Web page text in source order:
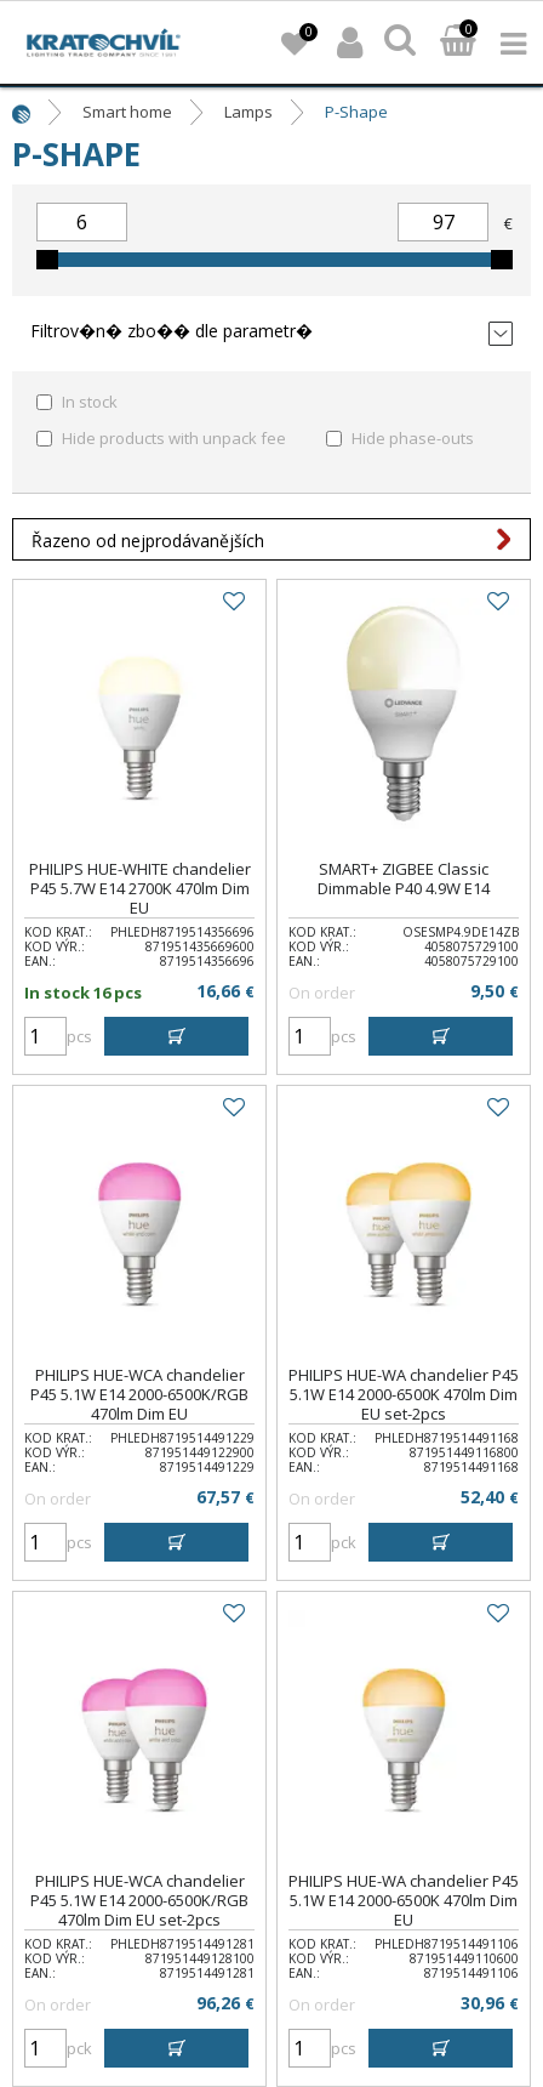
0
0
Smart home Lamps P-Shape
P-SHAPE
€
Filtrov�n� zbo�� dle parametr�
In stock
Hide products with unpack fee
Hide phase-outs
Řazeno od nejprodávanějších
PHILIPS HUE-WHITE chandelier
P45 5.7W E14 2700K 470lm Dim
EU
KOD KRAT.:
PHLEDH8719514356696
KOD VÝR.:
871951435669600
EAN.:
8719514356696
In stock 16 pcs 16,66 €
pcs
SMART+ ZIGBEE Classic
Dimmable P40 4.9W E14
KOD KRAT.:
OSESMP4.9DE14ZB
KOD VÝR.:
4058075729100
EAN.:
4058075729100
On order 9,50 €
pcs
PHILIPS HUE-WCA chandelier
P45 5.1W E14 2000-6500K/RGB
470lm Dim EU
KOD KRAT.:
PHLEDH8719514491229
KOD VÝR.:
871951449122900
EAN.:
8719514491229
On order 67,57 €
pcs
PHILIPS HUE-WA chandelier P45
5.1W E14 2000-6500K 470lm Dim
EU set-2pcs
KOD KRAT.:
PHLEDH8719514491168
KOD VÝR.:
871951449116800
EAN.:
8719514491168
On order 52,40 €
pck
PHILIPS HUE-WCA chandelier
P45 5.1W E14 2000-6500K/RGB
470lm Dim EU set-2pcs
KOD KRAT.:
PHLEDH8719514491281
KOD VÝR.:
871951449128100
EAN.:
8719514491281
On order 96,26 €
pck
PHILIPS HUE-WA chandelier P45
5.1W E14 2000-6500K 470lm Dim
EU
KOD KRAT.:
PHLEDH8719514491106
KOD VÝR.:
871951449110600
EAN.:
8719514491106
On order 30,96 €
pcs